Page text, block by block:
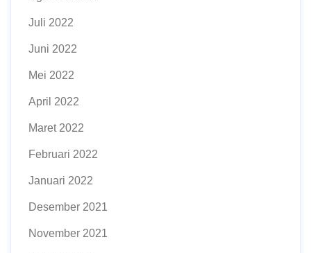
Juli 2022
Juni 2022
Mei 2022
April 2022
Maret 2022
Februari 2022
Januari 2022
Desember 2021
November 2021